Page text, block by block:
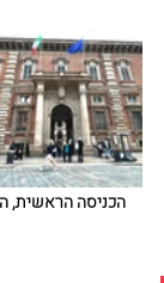
הכניסה הראשית,